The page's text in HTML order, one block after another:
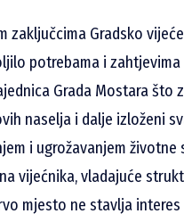
zaključcima Gradsko
potrebama i
Grada Mostara što
naselja i dalje izloženi
i ugrožavanjem životne
vijećnika, vladajuće
mjesto ne stavlja